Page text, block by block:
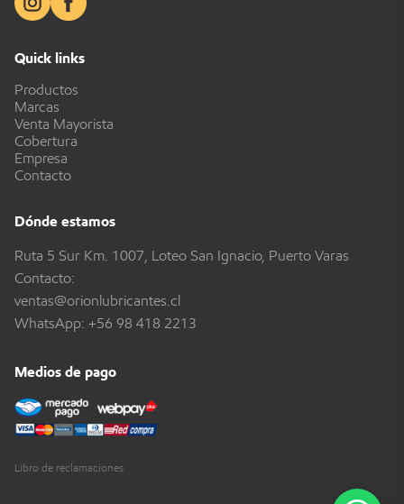
Quick links
Productos
Marcas
Venta Mayorista
Cobertura
Empresa
Contacto
Dónde estamos
Ruta 5 Sur Km. 1007, Loteo San Ignacio, Puerto Varas
Contacto:
ventas@orionlubricantes.cl
WhatsApp: +56 98 418 2213
Medios de pago
Libro de reclamaciones